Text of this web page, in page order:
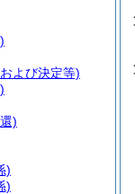
よび決定等)
)
)
)